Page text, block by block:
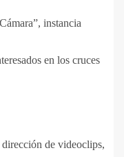
instancia
en los cruces
de videoclips,